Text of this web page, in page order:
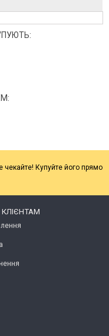
чекайте! Купуйте його прямо
КЛІЄНТАМ